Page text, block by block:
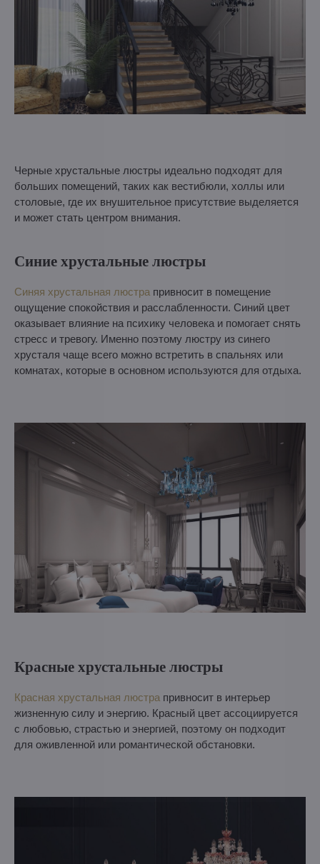
Черные хрустальные люстры идеально подходят для
больших помещений, таких как вестибюли, холлы или
столовые, где их внушительное присутствие выделяется
и может стать центром внимания.
Синие хрустальные люстры
Синяя хрустальная люстра привносит в помещение
ощущение спокойствия и расслабленности. Синий цвет
оказывает влияние на психику человека и помогает снять
стресс и тревогу. Именно поэтому люстру из синего
хрусталя чаще всего можно встретить в спальнях или
комнатах, которые в основном используются для отдыха.
Красные хрустальные люстры
Красная хрустальная люстра привносит в интерьер
жизненную силу и энергию. Красный цвет ассоциируется
с любовью, страстью и энергией, поэтому он подходит
для оживленной или романтической обстановки.